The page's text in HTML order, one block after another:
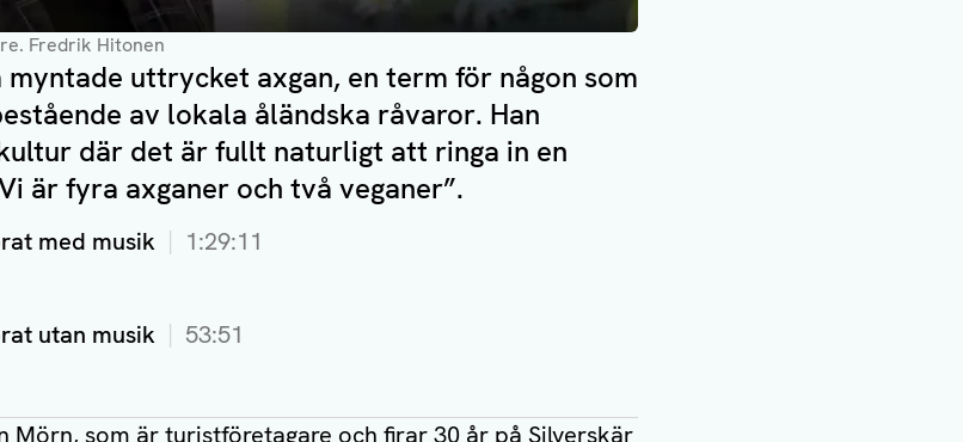
Fredrik Hitonen
uttrycket axgan, en term för någon som
av lokala åländska råvaror. Han
där det är fullt naturligt att ringa in en
är fyra axganer och två veganer”.
med musik 1:29:11
utan musik 53:51
som är turistföretagare och firar 30 år på Silverskär